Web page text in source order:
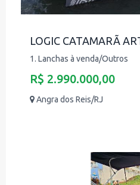
LOGIC CATAMARÃ
1. Lanchas à venda/Outros
R$ 2.990.000,00
Angra dos Reis/RJ